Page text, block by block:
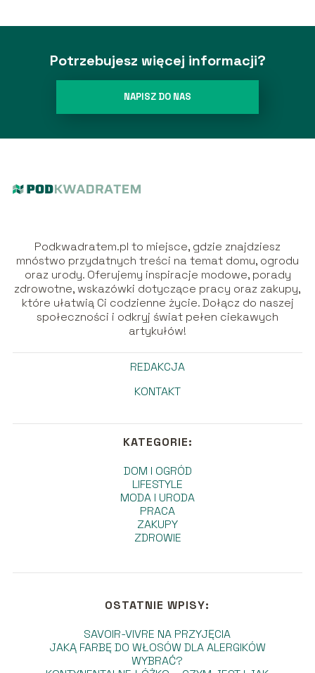
Potrzebujesz więcej informacji?
NAPISZ DO NAS
Podkwadratem.pl to miejsce, gdzie znajdziesz
mnóstwo przydatnych treści na temat domu, ogrodu
oraz urody. Oferujemy inspiracje modowe, porady
zdrowotne, wskazówki dotyczące pracy oraz zakupy,
które ułatwią Ci codzienne życie. Dołącz do naszej
społeczności i odkryj świat pełen ciekawych
artykułów!
REDAKCJA
KONTAKT
KATEGORIE:
DOM I OGRÓD
LIFESTYLE
MODA I URODA
PRACA
ZAKUPY
ZDROWIE
OSTATNIE WPISY:
SAVOIR-VIVRE NA PRZYJĘCIA
JAKĄ FARBĘ DO WŁOSÓW DLA ALERGIKÓW
WYBRAĆ?